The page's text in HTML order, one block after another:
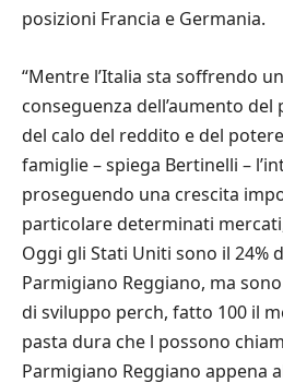
posizioni Francia e Germania.
“Mentre l’Italia sta soffrendo
conseguenza dell’aumento
del calo del reddito e del
famiglie – spiega Bertinelli –
proseguendo una crescita
particolare determinati
Oggi gli Stati Uniti sono il 24%
Parmigiano Reggiano, ma
di sviluppo perch, fatto 100 il
pasta dura che l possono
Parmigiano Reggiano appena